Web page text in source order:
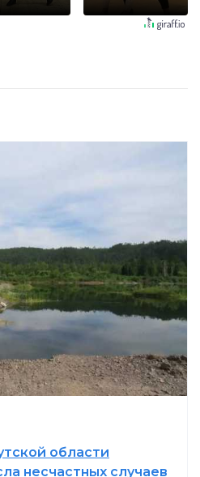
шоке от
увиденного
области
несчастных случаев